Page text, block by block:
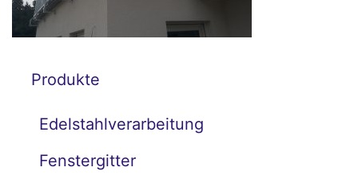
Produkte
Edelstahlverarbeitung
Fenstergitter